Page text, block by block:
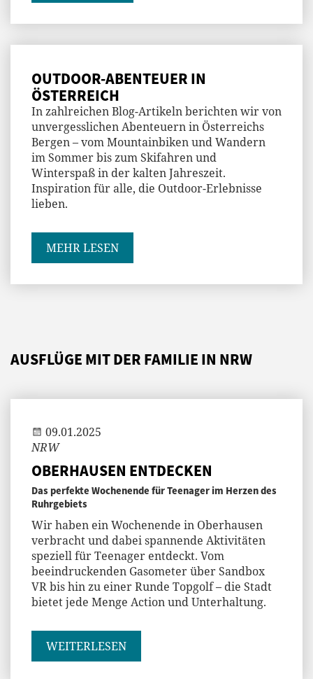
OUTDOOR-ABENTEUER IN
ÖSTERREICH
In zahlreichen Blog-Artikeln berichten wir von
unvergesslichen Abenteuern in Österreichs
Bergen – vom Mountainbiken und Wandern
im Sommer bis zum Skifahren und
Winterspaß in der kalten Jahreszeit.
Inspiration für alle, die Outdoor-Erlebnisse
lieben.
MEHR LESEN
AUSFLÜGE MIT DER FAMILIE IN NRW
09.01.2025
NRW
OBERHAUSEN ENTDECKEN
Das perfekte Wochenende für Teenager im Herzen des
Ruhrgebiets
Wir haben ein Wochenende in Oberhausen
verbracht und dabei spannende Aktivitäten
speziell für Teenager entdeckt. Vom
beeindruckenden Gasometer über Sandbox
VR bis hin zu einer Runde Topgolf – die Stadt
bietet jede Menge Action und Unterhaltung.
WEITERLESEN